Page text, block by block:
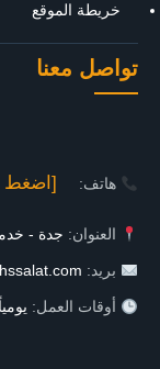
خريطة الموقع
تواصل معنا
هاتف: [اضغط
العنوان: جدة -
بريد:
أوقات العمل: يومياً